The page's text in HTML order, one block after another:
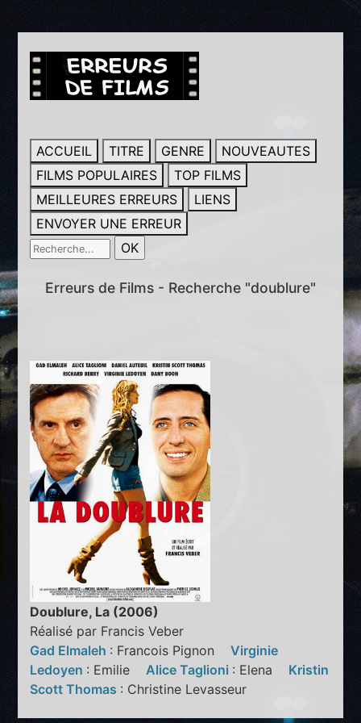
ACCUEIL TITRE GENRE
NOUVEAUTES
FILMS POPULAIRES
TOP FILMS
MEILLEURES ERREURS
LIENS
ENVOYER UNE ERREUR
Erreurs de Films - Recherche "doublure"
Doublure, La (2006)
Réalisé par Francis Veber
Gad Elmaleh : Francois PignonVirginie
Ledoyen : Emilie Alice Taglioni : Elena Kristin
Scott Thomas : Christine Levasseur